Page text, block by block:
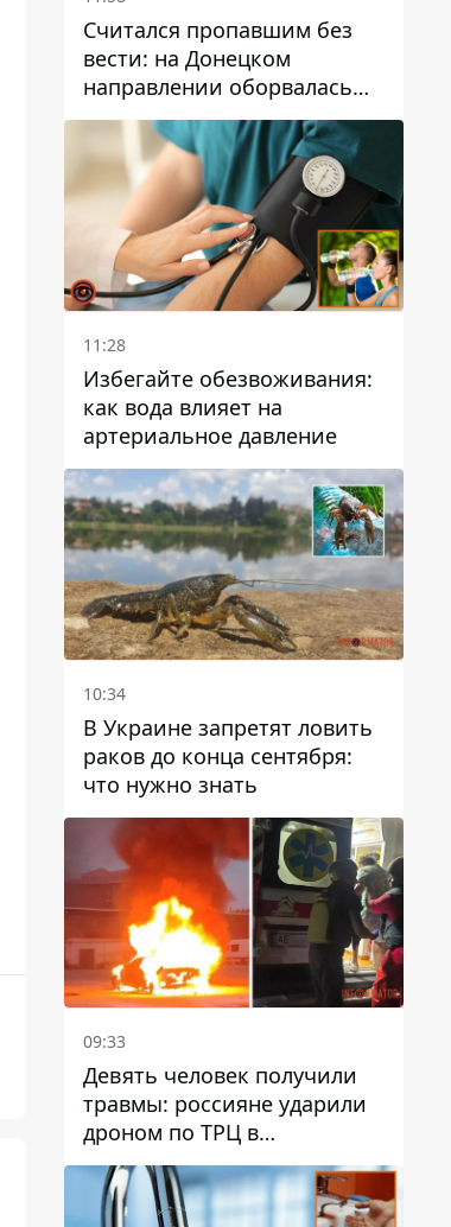
Считался пропавшим без
вести: на Донецком
направлении оборвалась
жизнь Анатолия Ткачука из
Днепропетровской области
11:28
Избегайте обезвоживания:
как вода влияет на
артериальное давление
10:34
В Украине запретят ловить
раков до конца сентября:
что нужно знать
09:33
Девять человек получили
травмы: россияне ударили
дроном по ТРЦ в
Павлограде, будет ли
работать заведение в
дальнейшем